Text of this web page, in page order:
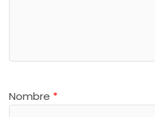
Nombre *